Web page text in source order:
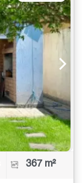
367 m²